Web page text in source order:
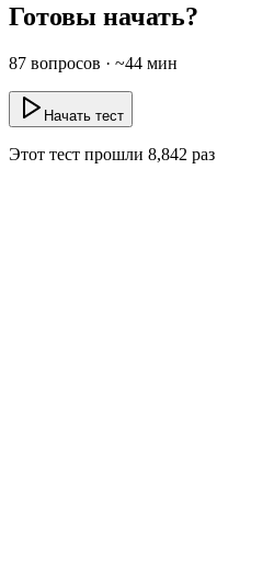
Готовы начать?
87 вопросов · ~44 мин
Начать тест
Этот тест прошли 8,842 раз